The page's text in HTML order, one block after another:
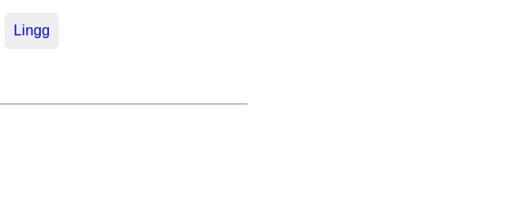
Lingg